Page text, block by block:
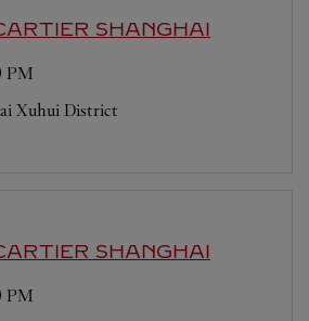
SHANGHAI
PM
Xuhui District
SHANGHAI
PM